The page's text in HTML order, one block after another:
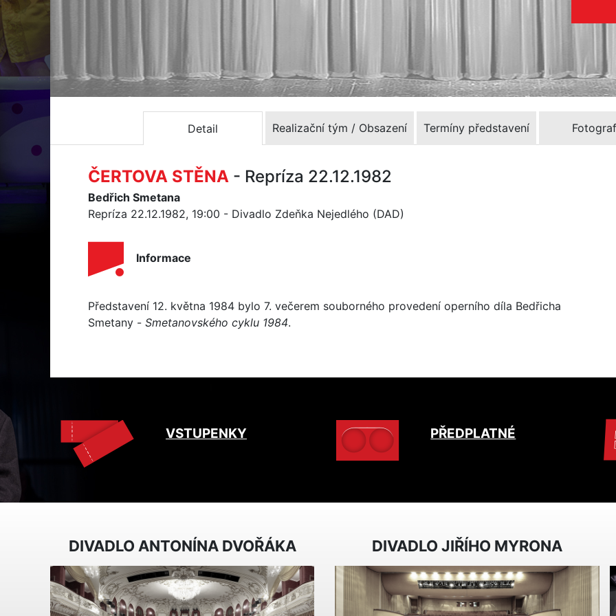
Detail Realizační tým / Obsazení Termíny představení
ČERTOVA STĚNA - Repríza 22.12.1982
Bedřich Smetana
Repríza 22.12.1982, 19:00 - Divadlo Zdeňka Nejedlého (DAD)
Informace
Představení 12. května 1984 bylo 7. večerem souborného provedení operního díla Bedřicha
Smetany - Smetanovského cyklu 1984.
VSTUPENKY PŘEDPLATNÉ
DIVADLO ANTONÍNA DVOŘÁKA DIVADLO JIŘÍHO MYRONA